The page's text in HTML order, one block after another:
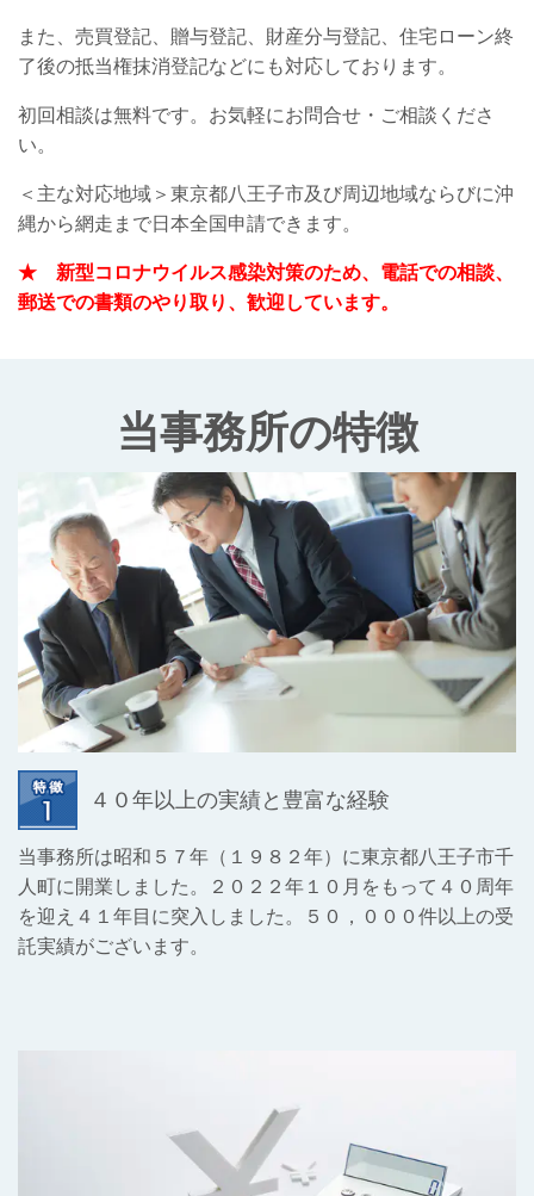
また、売買登記、贈与登記、財産分与登記、住宅ローン終
了後の抵当権抹消登記などにも対応しております。
初回相談は無料です。お気軽にお問合せ・ご相談くださ
い。
＜主な対応地域＞東京都八王子市及び周辺地域ならびに沖
縄から網走まで日本全国申請できます。
★ 新型コロナウイルス感染対策のため、電話での相談、
郵送での書類のやり取り、歓迎しています。
当事務所の特徴
４０年以上の実績と豊富な経験
当事務所は昭和５７年（１９８２年）に東京都八王子市千
人町に開業しました。２０２２年１０月をもって４０周年
を迎え４１年目に突入しました。５０，０００件以上の受
託実績がございます。